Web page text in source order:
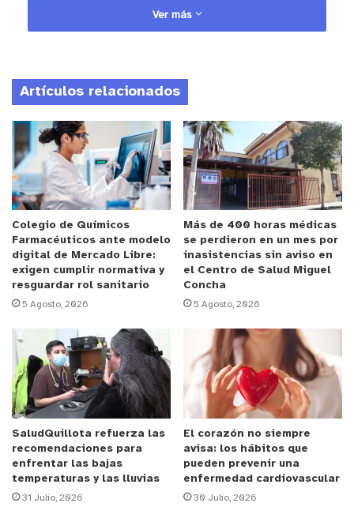
Anuncio Patrocinado
clínicos de la Facultad de Ciencias de la Salud de
la Universidad de Playa Ancha (UPLA), calificó
como un “descriterio” este nuevo anuncio, puesto
que el sistema de salud sigue funcionando al
límite, con cifras de contagio que siguen
aumentando.
“Entiendo que el Pase de Movilidad es un
descriterio, al igual como sucedió con el permiso
de vacaciones. Si bien es cierto entiendo la
presión que se ejerce con el tema político… no
obstante aquello, el descontrol que ejerce en la
población por esta noticia que resulta ser
esperanzadora para las personas, pero se están
bajando todas las medidas de autocuidado y esto
va a hacer obviamente subir las cifras
epidemiológicas de la que nosotros ya conocemos
y eso no es ningún misterio. Ya se está hablando
de la tercera ola y falta educación a la población
por parte del Ministerio de Salud”, dijo el
profesional, quien agregó que se pierde la
Ver más
Artículos relacionados
Colegio de Químicos
Farmacéuticos ante modelo
digital de Mercado Libre:
exigen cumplir normativa y
resguardar rol sanitario
5 Agosto, 2026
Más de 400 horas médicas
se perdieron en un mes por
inasistencias sin aviso en
el Centro de Salud Miguel
Concha
5 Agosto, 2026
SaludQuillota refuerza las
recomendaciones para
enfrentar las bajas
temperaturas y las lluvias
31 Julio, 2026
El corazón no siempre
avisa: los hábitos que
pueden prevenir una
enfermedad cardiovascular
30 Julio, 2026